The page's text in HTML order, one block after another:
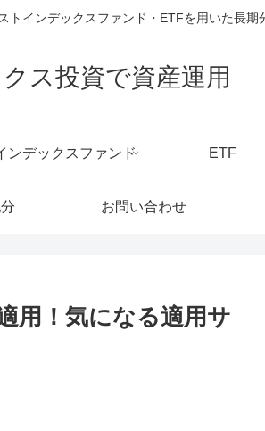
トインデックスファンド・ETFを用いた長期
ス投資で資産運用
ンデックスファンド ETF
お問い合わせ
用！気になる適用サ